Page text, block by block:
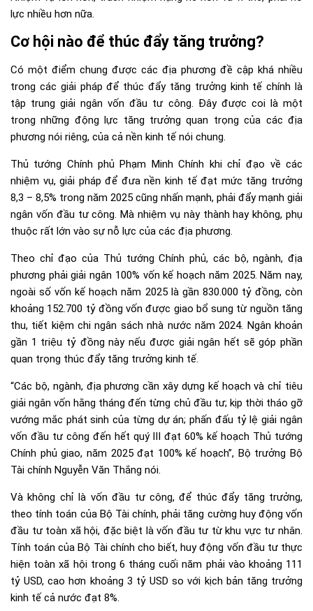
lực nhiều hơn nữa.
Cơ hội nào để thúc đẩy tăng trưởng?
Có một điểm chung được các địa phương đề cập khá nhiều
trong các giải pháp để thúc đẩy tăng trưởng kinh tế chính là
tập trung giải ngân vốn đầu tư công. Đây được coi là một
trong những động lực tăng trưởng quan trọng của các địa
phương nói riêng, của cả nền kinh tế nói chung.
Thủ tướng Chính phủ Phạm Minh Chính khi chỉ đạo về các
nhiệm vụ, giải pháp để đưa nền kinh tế đạt mức tăng trưởng
8,3 – 8,5% trong năm 2025 cũng nhấn mạnh, phải đẩy mạnh giải
ngân vốn đầu tư công. Mà nhiệm vụ này thành hay không, phụ
thuộc rất lớn vào sự nỗ lực của các địa phương.
Theo chỉ đạo của Thủ tướng Chính phủ, các bộ, ngành, địa
phương phải giải ngân 100% vốn kế hoạch năm 2025. Năm nay,
ngoài số vốn kế hoạch năm 2025 là gần 830.000 tỷ đồng, còn
khoảng 152.700 tỷ đồng vốn được giao bổ sung từ nguồn tăng
thu, tiết kiệm chi ngân sách nhà nước năm 2024. Ngân khoản
gần 1 triệu tỷ đồng này nếu được giải ngân hết sẽ góp phần
quan trọng thúc đẩy tăng trưởng kinh tế.
“Các bộ, ngành, địa phương cần xây dựng kế hoạch và chỉ tiêu
giải ngân vốn hằng tháng đến từng chủ đầu tư; kịp thời tháo gỡ
vướng mắc phát sinh của từng dự án; phấn đấu tỷ lệ giải ngân
vốn đầu tư công đến hết quý III đạt 60% kế hoạch Thủ tướng
Chính phủ giao, năm 2025 đạt 100% kế hoạch”, Bộ trưởng Bộ
Tài chính Nguyễn Văn Thắng nói.
Và không chỉ là vốn đầu tư công, để thúc đẩy tăng trưởng,
theo tính toán của Bộ Tài chính, phải tăng cường huy động vốn
đầu tư toàn xã hội, đặc biệt là vốn đầu tư từ khu vực tư nhân.
Tính toán của Bộ Tài chính cho biết, huy động vốn đầu tư thực
hiện toàn xã hội trong 6 tháng cuối năm phải vào khoảng 111
tỷ USD, cao hơn khoảng 3 tỷ USD so với kịch bản tăng trưởng
kinh tế cả nước đạt 8%.